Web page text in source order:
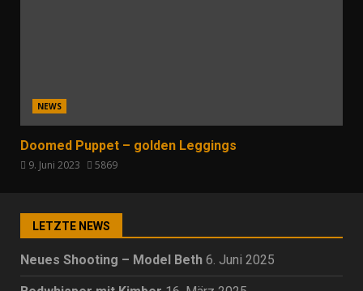
NEWS
Doomed Puppet – golden Leggings
9. Juni 2023 5869
LETZTE NEWS
Neues Shooting – Model Beth 6. Juni 2025